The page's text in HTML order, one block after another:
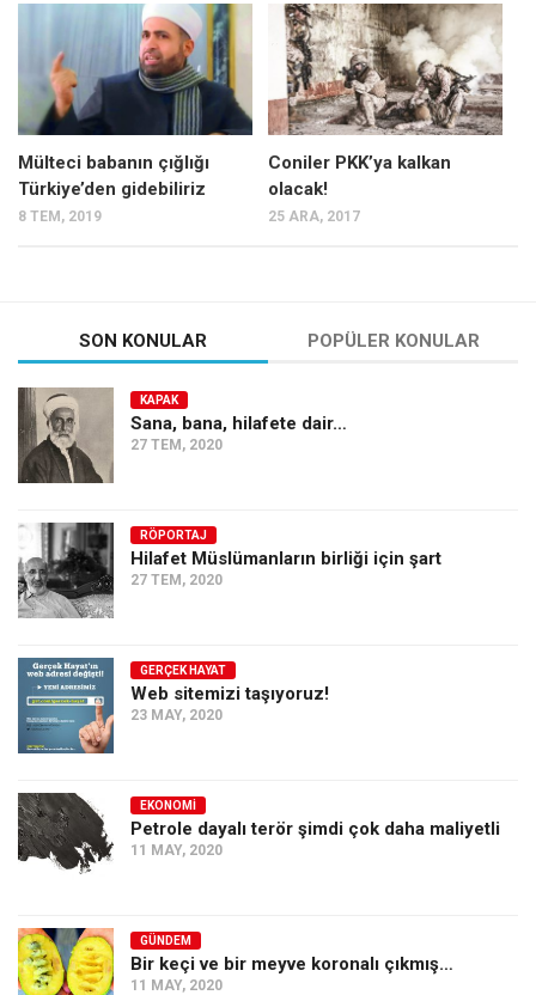
Mehmet Ali Tekin
Abir E. Nahas
Amina S. Jenenkovic
Bağdagül Öz
Esra Elönü
Kategoriler
Kültür Sanat
Kitap
Karisi kitap sualleri
7 soruda bu hafta
Ekonomi
Spor
Sağlık
Gıda-Beslenme
Türkiye
Siyaset
Dünya
Asya
Mülteci babanın çığlığı
Türkiye’den gidebiliriz
8 TEM, 2019
Coniler PKK’ya kalkan
olacak!
25 ARA, 2017
SON KONULAR POPÜLER KONULAR
KAPAK
Sana, bana, hilafete dair…
27 TEM, 2020
RÖPORTAJ
Hilafet Müslümanların birliği için şart
27 TEM, 2020
GERÇEK HAYAT
Web sitemizi taşıyoruz!
23 MAY, 2020
EKONOMI
Petrole dayalı terör şimdi çok daha maliyetli
11 MAY, 2020
GÜNDEM
Bir keçi ve bir meyve koronalı çıkmış…
11 MAY, 2020